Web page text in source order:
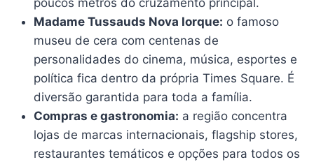
poucos metros do cruzamento principal.
Madame Tussauds Nova Iorque: o famoso
museu de cera com centenas de
personalidades do cinema, música, esportes e
política fica dentro da própria Times Square. É
diversão garantida para toda a família.
Compras e gastronomia: a região concentra
lojas de marcas internacionais, flagship stores,
restaurantes temáticos e opções para todos os